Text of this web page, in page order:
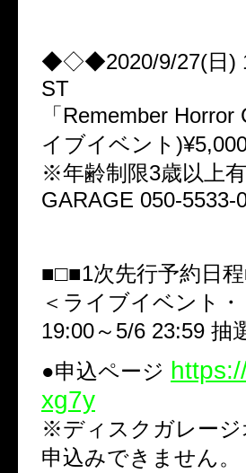
◆◇◆2020/9/27(日)
ST
「Remember
イブイベント
※年齢制限3歳以上
GARAGE 050-5533-
■□■1次先行予約日
＜ライブイベント
19:00～5/6 23:59 抽
●申込ページ
xg7y
※ディスクガレー
申込みできません。